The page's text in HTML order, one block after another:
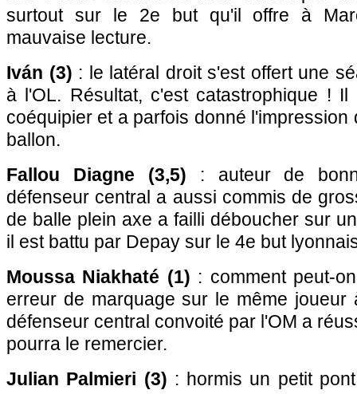
surtout sur le 2e but qu'il offre à
mauvaise lecture.
Iván (3) : le latéral droit s'est offert une
à l'OL. Résultat, c'est catastrophique !
coéquipier et a parfois donné
ballon.
Fallou Diagne (3,5) : auteur de
défenseur central a aussi commis de
de balle plein axe a failli déboucher sur
il est battu par Depay sur le 4e but
Moussa Niakhaté (1) : comment peut-
erreur de marquage sur le même
défenseur central convoité par l'OM a
pourra le remercier.
Julian Palmieri (3) : hormis un petit